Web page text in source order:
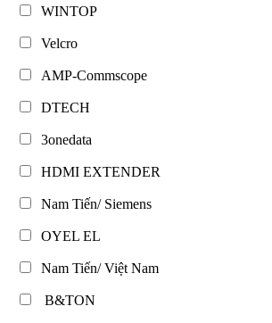
WINTOP
Velcro
AMP-Commscope
DTECH
3onedata
HDMI EXTENDER
Nam Tiến/ Siemens
OYEL EL
Nam Tiến/ Việt Nam
B&TON